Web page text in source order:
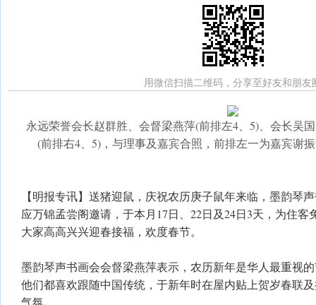
用微信扫描二维码，分享至好友和朋友
永远荣誉会长赵群胜、会督梁燕萍(前排左4、5)、会长吴
(前排右4、5)，与理事及嘉宾合照，前排左一为嘉宾谢
【明报专讯】送猪迎鼠，庆祝农历庚子鼠年来临，墨韵琴
应万锦孟尝阁邀请，于本月17日、22日及24日3天，为住
大家高高兴兴迎春接福，欢度春节。
墨韵琴声书画会会督梁燕萍表示，农历新年是华人最重视
他们都喜欢跟随中国传统，于新年时在屋内贴上贺岁春联
气氛。